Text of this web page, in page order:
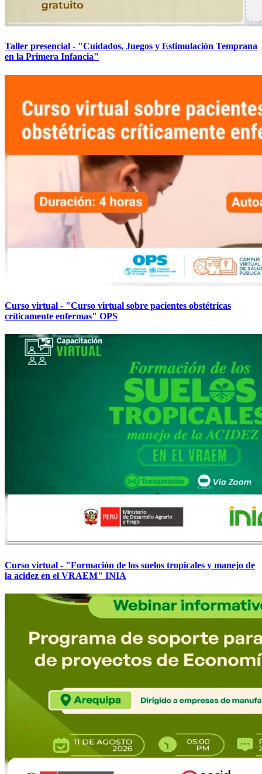
Taller presencial - "Cuidados, Juegos y Estimulación Temprana
en la Primera Infancia"
Curso virtual - "Curso virtual sobre pacientes obstétricas
críticamente enfermas" OPS
Curso virtual - "Formación de los suelos tropicales y manejo de
la acidez en el VRAEM" INIA